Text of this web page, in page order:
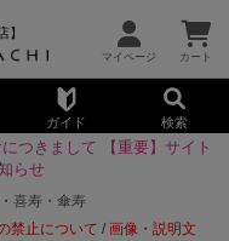
】
ガイド 検索
つきまして
【重要】サイト
らせ
喜寿・傘寿
禁止について /画像・説明文